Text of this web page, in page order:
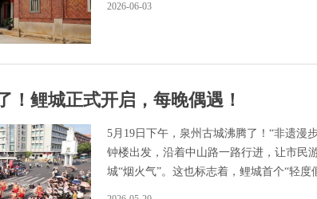
2026-06-03
！鲤城正式开启，每晚偶遇！
5月19日下午，泉州古城沸腾了！“非遗漫
钟楼出发，沿着中山路一路行进，让市民
城“烟火气”。这也标志着，鲤城首个“轻度